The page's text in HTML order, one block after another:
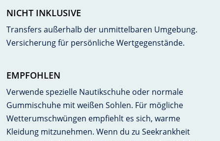
NICHT INKLUSIVE
Transfers außerhalb der unmittelbaren Umgebung.
Versicherung für persönliche Wertgegenstände.
EMPFOHLEN
Verwende spezielle Nautikschuhe oder normale
Gummischuhe mit weißen Sohlen. Für mögliche
Wetterumschwüngen empfiehlt es sich, warme
Kleidung mitzunehmen. Wenn du zu Seekrankheit